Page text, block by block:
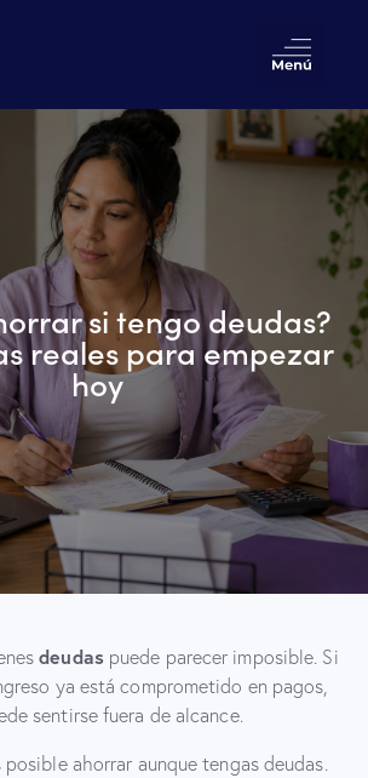
si tengo deudas?
reales para empezar
hoy
deudaspuede parecer imposible. Si
ya está comprometido en pagos,
sentirse fuera de alcance.
posible ahorrar aunque tengas deudas.